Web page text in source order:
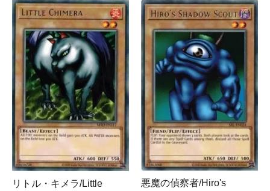
リトル・キメラ/Little
悪魔の偵察者/Hiro's